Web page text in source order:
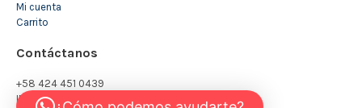
Mi cuenta
Carrito
Contáctanos
+58 424 451 0439
INFO@KIDSTORE.COM.VE